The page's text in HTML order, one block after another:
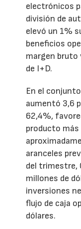
electrónicos
división de
elevó un 1%
beneficios
margen bruto
de I+D.
En el
aumentó 3,6
62,4%,
producto más
aranceles
del trimestre,
millones de
inversiones
flujo de caja
dólares.